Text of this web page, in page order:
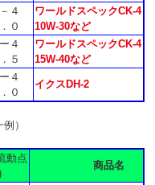
４
．０
ワールドスペックCK-4
10W-30など
４
．５
ワールドスペックCK-4
15W-40など
４
．０
イクスDH-2
粘度比較（一例）
動点
商品名